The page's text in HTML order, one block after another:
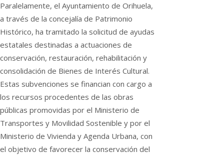
Paralelamente, el Ayuntamiento de Orihuela,
a través de la concejalía de Patrimonio
Histórico, ha tramitado la solicitud de ayudas
estatales destinadas a actuaciones de
conservación, restauración, rehabilitación y
consolidación de Bienes de Interés Cultural.
Estas subvenciones se financian con cargo a
los recursos procedentes de las obras
públicas promovidas por el Ministerio de
Transportes y Movilidad Sostenible y por el
Ministerio de Vivienda y Agenda Urbana, con
el objetivo de favorecer la conservación del